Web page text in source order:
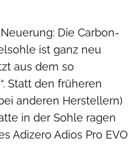
Die Carbon-
ist ganz neu
aus dem so
Statt den früheren
anderen Herstellern)
in der Sohle ragen
Adizero Adios Pro EVO